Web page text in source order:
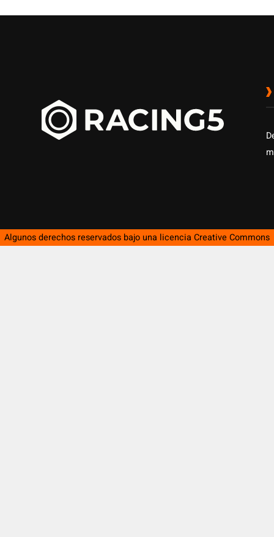
Algunos derechos reservados bajo una licencia Creative Commons